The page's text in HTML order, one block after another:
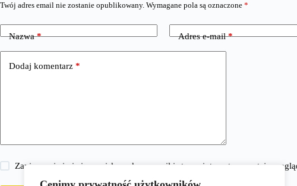
Twój adres email nie zostanie opublikowany. Wymagane pola są oznaczone *
Nazwa* Adres e-mail*
Dodaj komentarz *
Zapisz moje imię i nazwisko, adres e-mail i stronę internetową w tej